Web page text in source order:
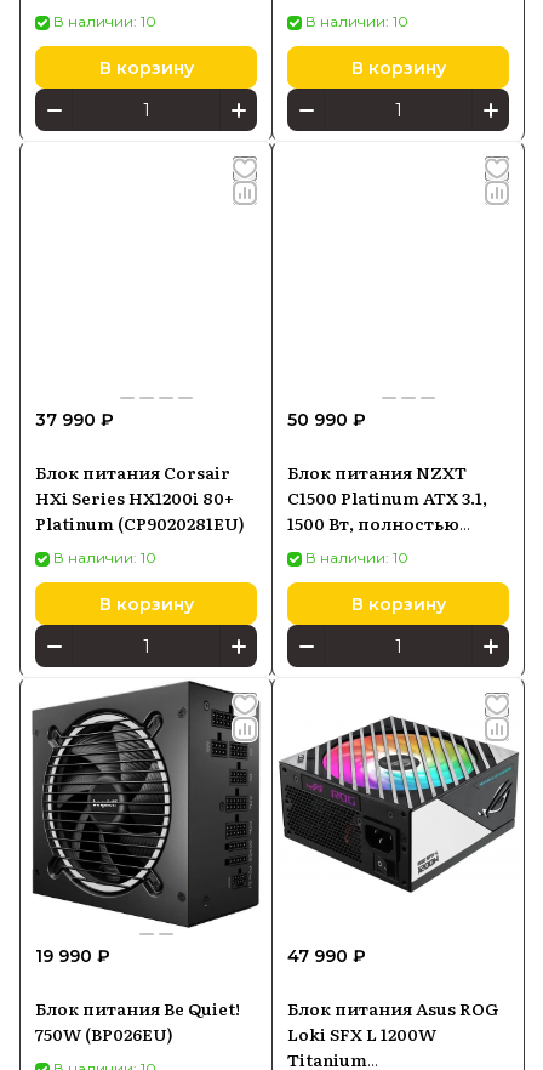
В наличии: 10
В корзину
В наличии: 10
В корзину
37 990 ₽
Блок питания Corsair
HXi Series HX1200i 80+
Platinum (CP9020281EU)
В наличии: 10
В корзину
50 990 ₽
Блок питания NZXT
C1500 Platinum ATX 3.1,
1500 Вт, полностью
модульный
В наличии: 10
В корзину
19 990 ₽
Блок питания Be Quiet!
750W (BP026EU)
47 990 ₽
Блок питания Asus ROG
Loki SFX L 1200W
Titanium